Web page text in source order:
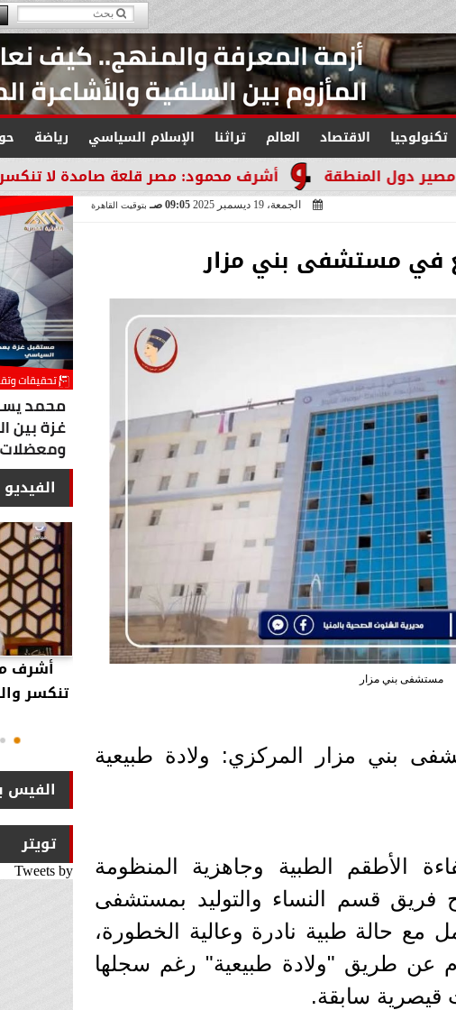
تكنولوجيا الاقتصاد العالم تراثنا الإسلام السياسي رياضة
أشرف محمود: مصر قلعة صامدة لا تنكسر والتاريخ
الجمعة، 19 ديسمبر 2025 09:05 صـ بتوقيت القاهرة
في مستشفى بني مزار
مستشفى بني مزار
بني مزار المركزي: ولادة طبيعية
الأطقم الطبية وجاهزية المنظومة
فريق قسم النساء والتوليد بمستشفى
مع حالة طبية نادرة وعالية الخطورة،
عن طريق "ولادة طبيعية" رغم سجلها
الفيديو
خبير أمني: طهران تستغل التهدئة
أشرف
تنكسر
الفيس
تويتر
Tweets by